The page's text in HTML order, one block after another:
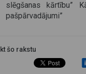
slēgšanas kārtību”
pašpārvadājumi”
šo rakstu